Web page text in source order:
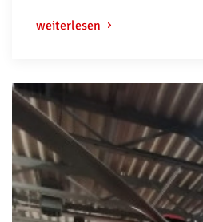
weiterlesen